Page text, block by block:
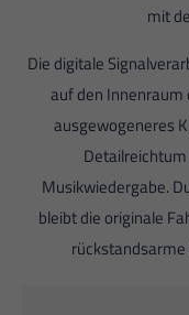
mit
Die digitale
auf den Innenraum
ausgewogeneres
Musikwiedergabe.
bleibt die originale